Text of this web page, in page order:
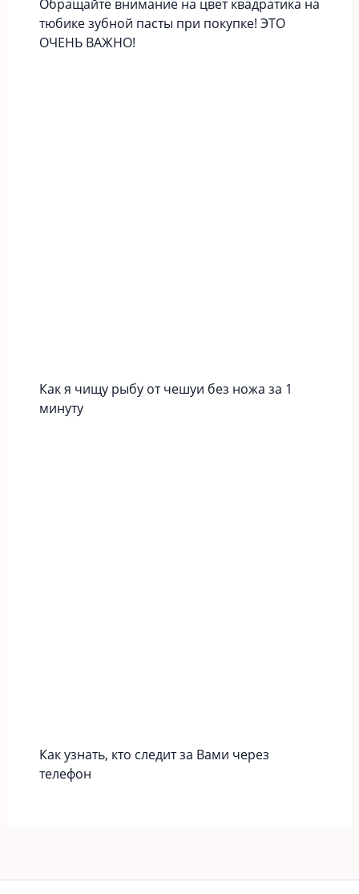
Обращайте внимание на цвет квадратика на
тюбике зубной пасты при покупке! ЭТО
ОЧЕНЬ ВАЖНО!
Как я чищу рыбу от чешуи без ножа за 1
минуту
Как узнать, кто следит за Вами через
телефон